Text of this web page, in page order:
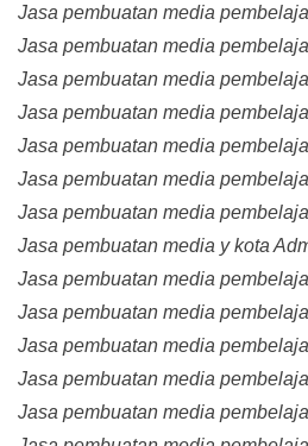
Jasa pembuatan media
Jasa pembuatan media
Jasa pembuatan media
Jasa pembuatan media
Jasa pembuatan media
Jasa pembuatan media
Jasa pembuatan media
Jasa pembuatan media y kota
Jasa pembuatan media
Jasa pembuatan media
Jasa pembuatan media
Jasa pembuatan media
Jasa pembuatan media